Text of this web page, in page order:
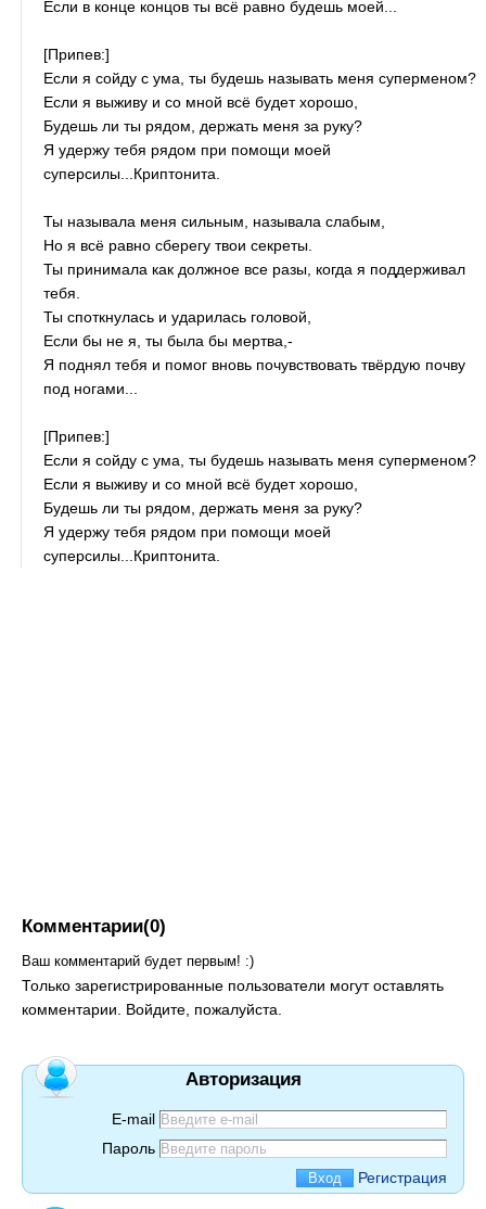
Если в конце концов ты всё равно будешь моей...
[Припев:]
Если я сойду с ума, ты будешь называть меня суперменом?
Если я выживу и со мной всё будет хорошо,
Будешь ли ты рядом, держать меня за руку?
Я удержу тебя рядом при помощи моей
суперсилы...Криптонита.
Ты называла меня сильным, называла слабым,
Но я всё равно сберегу твои секреты.
Ты принимала как должное все разы, когда я поддерживал
тебя.
Ты споткнулась и ударилась головой,
Если бы не я, ты была бы мертва,-
Я поднял тебя и помог вновь почувствовать твёрдую почву
под ногами...
[Припев:]
Если я сойду с ума, ты будешь называть меня суперменом?
Если я выживу и со мной всё будет хорошо,
Будешь ли ты рядом, держать меня за руку?
Я удержу тебя рядом при помощи моей
суперсилы...Криптонита.
Комментарии(0)
Ваш комментарий будет первым! :)
Только зарегистрированные пользователи могут оставлять
комментарии. Войдите, пожалуйста.
Авторизация
E-mail
Пароль
Регистрация